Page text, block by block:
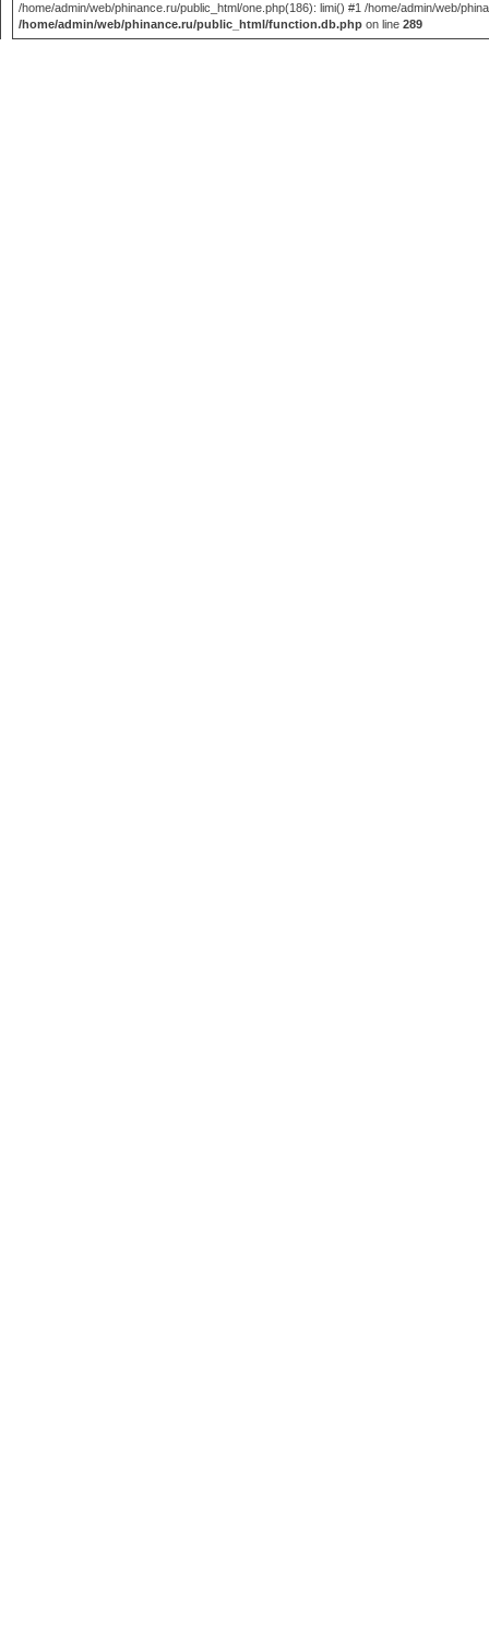
/home/admin/web/phinance.ru/public_html/one.php(186): limi() #1 /home/admin/web/
/home/admin/web/phinance.ru/public_html/function.db.php on line 289